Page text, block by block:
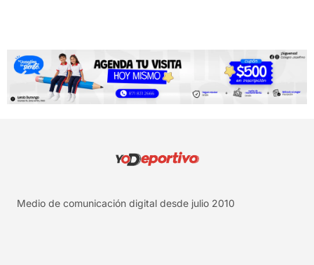
Medio de comunicación digital desde julio 2010